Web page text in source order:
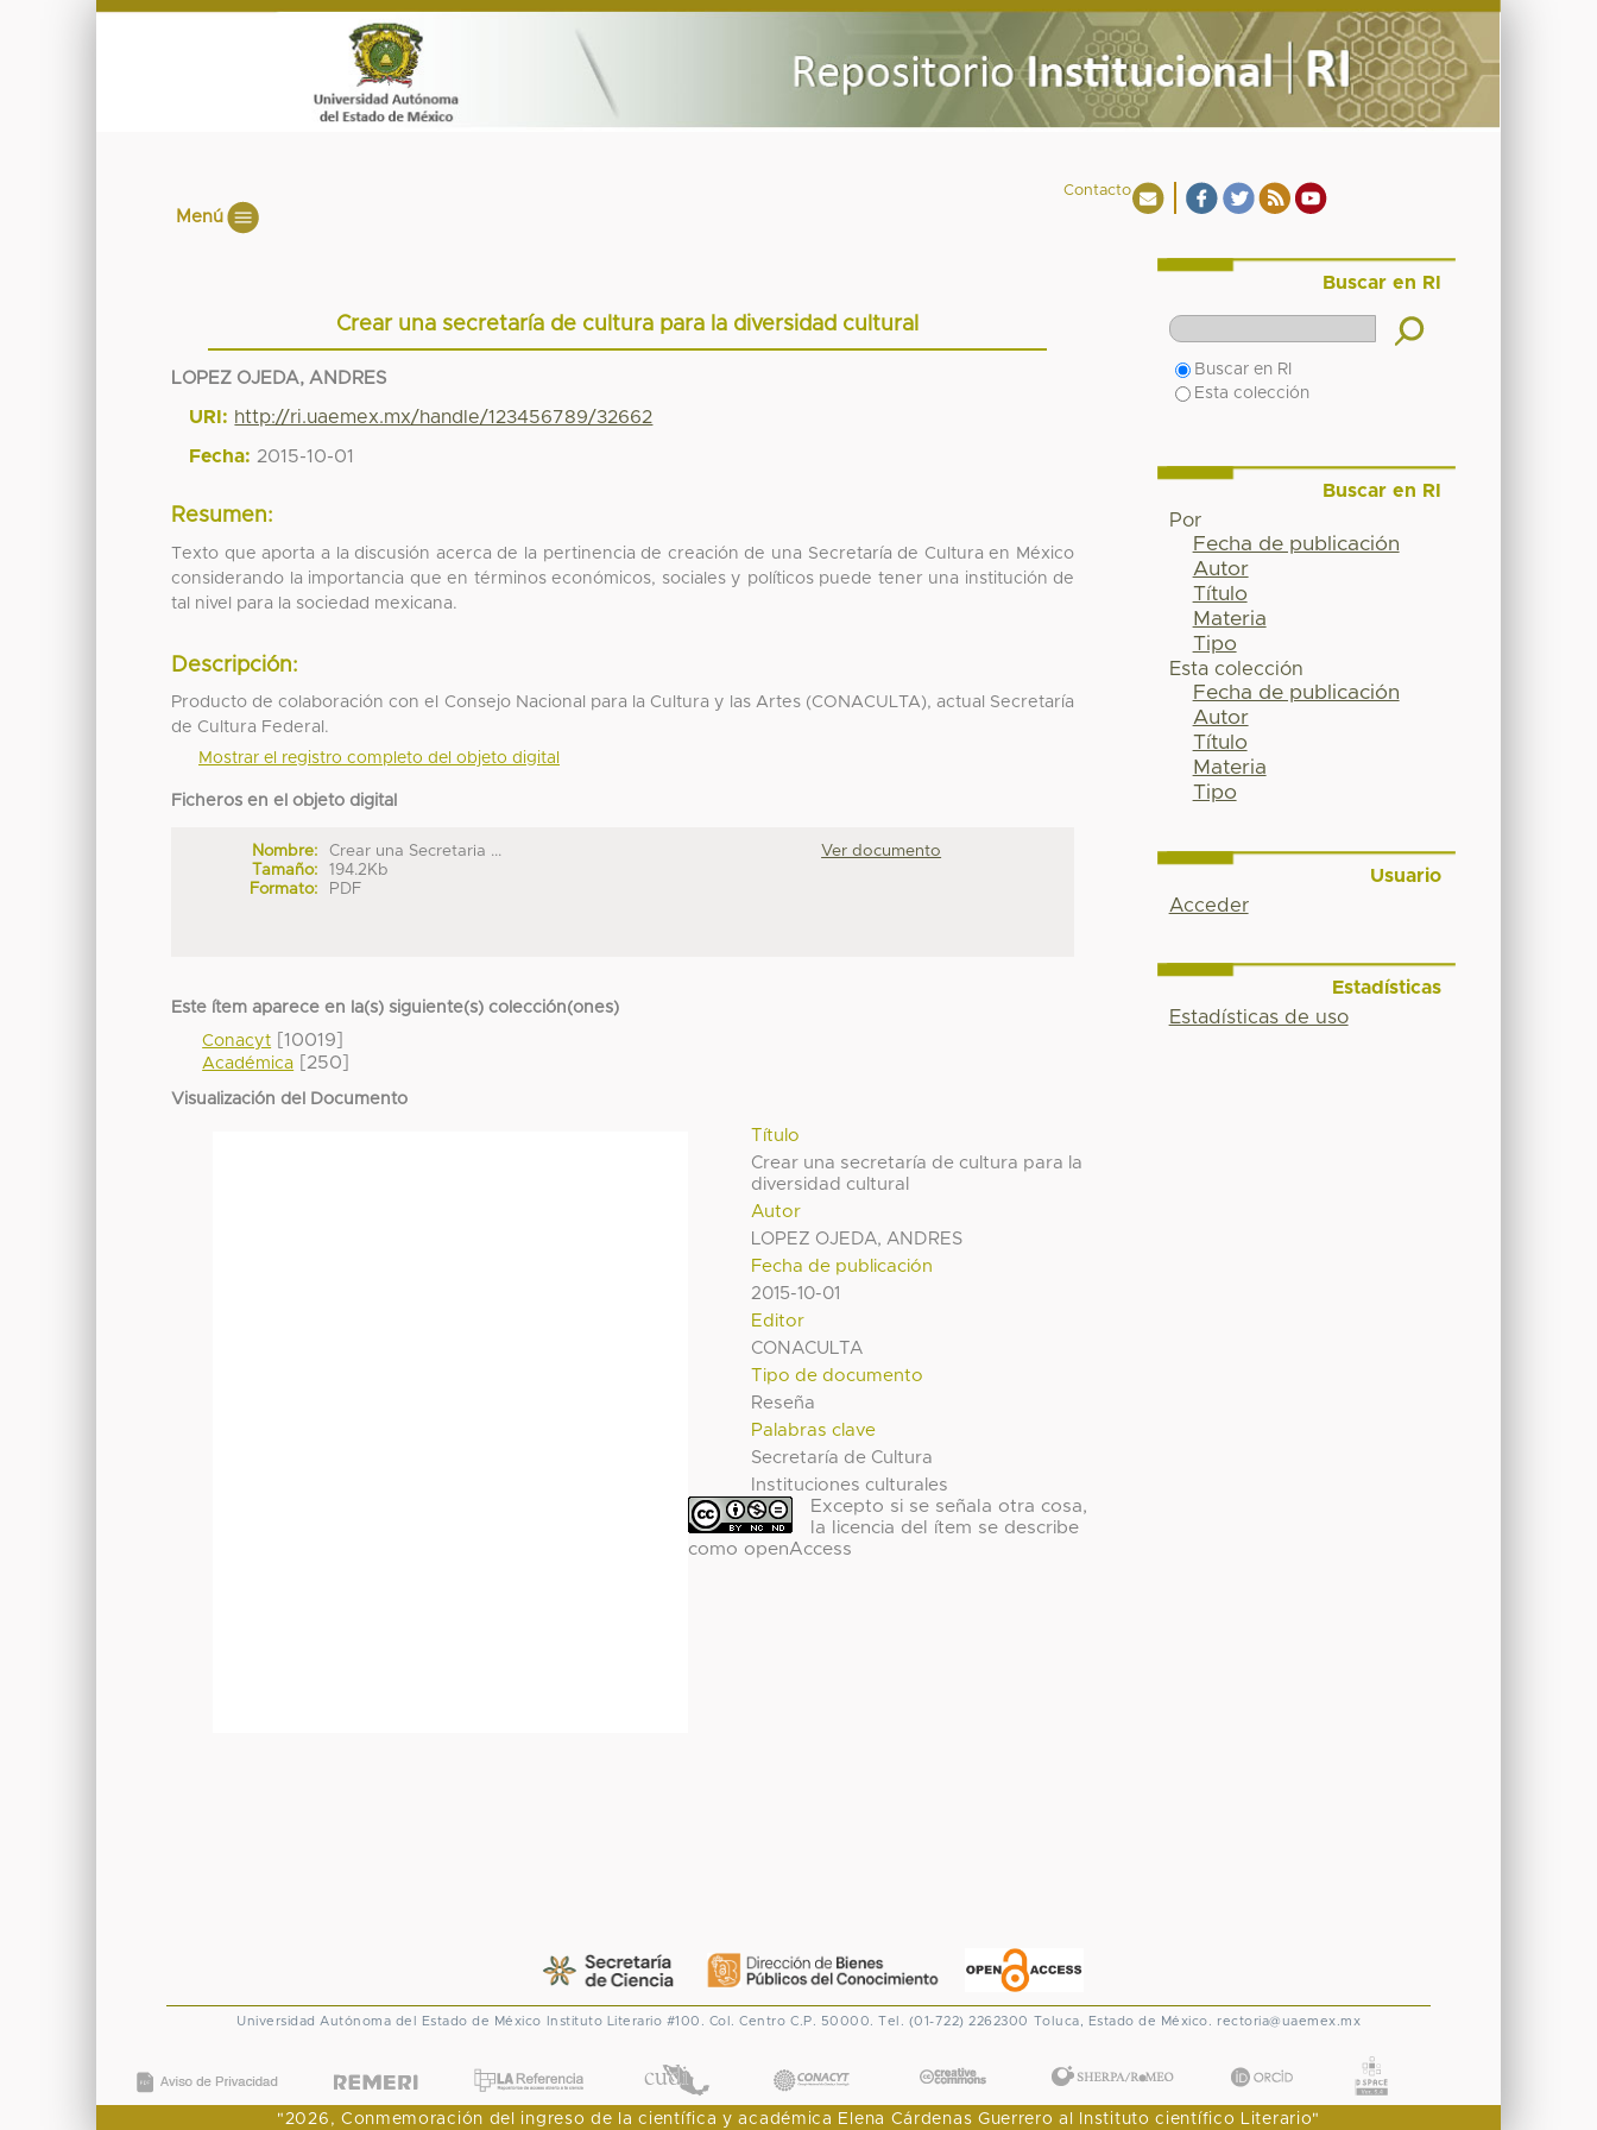
Contacto
Menú
Crear una secretaría de cultura para la diversidad cultural
LOPEZ OJEDA, ANDRES
URI: http://ri.uaemex.mx/handle/123456789/32662
Fecha: 2015-10-01
Resumen:
Texto que aporta a la discusión acerca de la pertinencia de creación de una Secretaría de Cultura en México
considerando la importancia que en términos económicos, sociales y políticos puede tener una institución de
tal nivel para la sociedad mexicana.
Descripción:
Producto de colaboración con el Consejo Nacional para la Cultura y las Artes (CONACULTA), actual Secretaría
de Cultura Federal.
Mostrar el registro completo del objeto digital
Ficheros en el objeto digital
Nombre:
Crear una Secretaria ...
Tamaño:
194.2Kb
Formato:
PDF
Ver documento
Este ítem aparece en la(s) siguiente(s) colección(ones)
Conacyt [10019]
Académica [250]
Visualización del Documento
Título
Crear una secretaría de cultura para la
diversidad cultural
Autor
LOPEZ OJEDA, ANDRES
Fecha de publicación
2015-10-01
Editor
CONACULTA
Tipo de documento
Reseña
Palabras clave
Secretaría de Cultura
Instituciones culturales
Excepto si se señala otra cosa,
la licencia del ítem se describe
como openAccess
Buscar en RI
Buscar en RI
Esta colección
Buscar en RI
Por
Fecha de publicación
Autor
Título
Materia
Tipo
Esta colección
Fecha de publicación
Autor
Título
Materia
Tipo
Usuario
Acceder
Estadísticas
Estadísticas de uso
Universidad Autónoma del Estado de México Instituto Literario #100. Col. Centro C.P. 50000. Tel. (01-722) 2262300 Toluca, Estado de México. rectoria@uaemex.mx
"2026, Conmemoración del ingreso de la científica y académica Elena Cárdenas Guerrero al Instituto científico Literario"